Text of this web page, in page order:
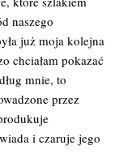
naszego
już moja kolejna
chciałam pokazać
mnie, to
przez
i czaruje jego